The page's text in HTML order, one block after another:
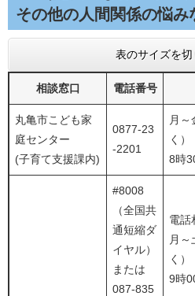
その他の人間関係の悩
表のサイズを切
相談窓口 電話番号
丸亀市こども家
庭センター
(子育て支援課内)
0877-23
-2201
月
く）
8時
#8008
（全国共
通短縮ダ
イヤル）
または
087-835
電話
月
く）
9時